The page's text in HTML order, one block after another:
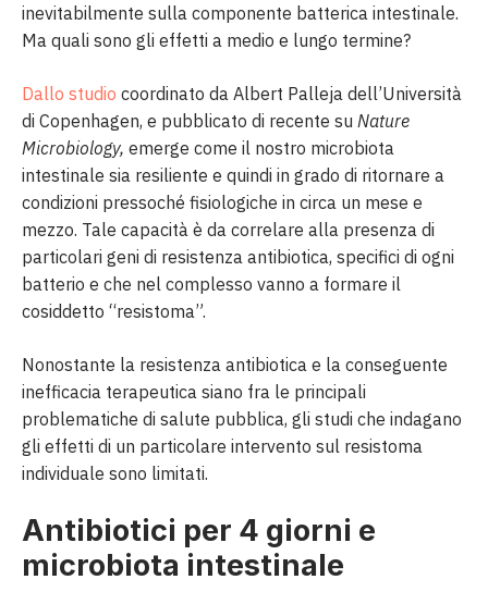
inevitabilmente sulla componente batterica intestinale.
Ma quali sono gli effetti a medio e lungo termine?
Dallo studio coordinato da Albert Palleja dell’Università
di Copenhagen, e pubblicato di recente su Nature
Microbiology, emerge come il nostro microbiota
intestinale sia resiliente e quindi in grado di ritornare a
condizioni pressoché fisiologiche in circa un mese e
mezzo. Tale capacità è da correlare alla presenza di
particolari geni di resistenza antibiotica, specifici di ogni
batterio e che nel complesso vanno a formare il
cosiddetto “resistoma”.
Nonostante la resistenza antibiotica e la conseguente
inefficacia terapeutica siano fra le principali
problematiche di salute pubblica, gli studi che indagano
gli effetti di un particolare intervento sul resistoma
individuale sono limitati.
Antibiotici per 4 giorni e
microbiota intestinale